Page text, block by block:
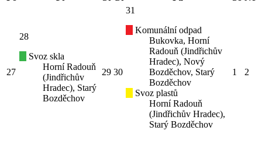
27
28
Svoz skla
Horní Radouň
(Jindřichův
Hradec), Starý
Bozděchov
29 30
31
Komunální odpad
Bukovka, Horní
Radouň (Jindřichův
Hradec), Nový
Bozděchov, Starý
Bozděchov
Svoz plastů
Horní Radouň
(Jindřichův Hradec),
Starý Bozděchov
1 2